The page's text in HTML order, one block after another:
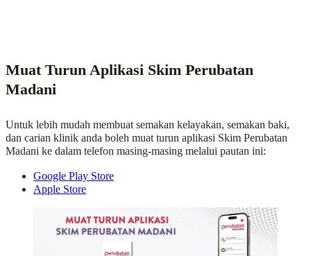
Muat Turun Aplikasi Skim Perubatan
Madani
Untuk lebih mudah membuat semakan kelayakan, semakan baki,
dan carian klinik anda boleh muat turun aplikasi Skim Perubatan
Madani ke dalam telefon masing-masing melalui pautan ini:
Google Play Store
Apple Store